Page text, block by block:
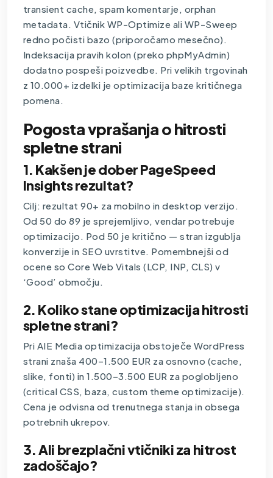
transient cache, spam komentarje, orphan
metadata. Vtičnik WP-Optimize ali WP-Sweep
redno počisti bazo (priporočamo mesečno).
Indeksacija pravih kolon (preko phpMyAdmin)
dodatno pospeši poizvedbe. Pri velikih trgovinah
z 10.000+ izdelki je optimizacija baze kritičnega
pomena.
Pogosta vprašanja o hitrosti
spletne strani
1. Kakšen je dober PageSpeed
Insights rezultat?
Cilj: rezultat 90+ za mobilno in desktop verzijo.
Od 50 do 89 je sprejemljivo, vendar potrebuje
optimizacijo. Pod 50 je kritično — stran izgublja
konverzije in SEO uvrstitve. Pomembnejši od
ocene so Core Web Vitals (LCP, INP, CLS) v
‘Good’ območju.
2. Koliko stane optimizacija hitrosti
spletne strani?
Pri AIE Media optimizacija obstoječe WordPress
strani znaša 400–1.500 EUR za osnovno (cache,
slike, fonti) in 1.500–3.500 EUR za poglobljeno
(critical CSS, baza, custom theme optimizacije).
Cena je odvisna od trenutnega stanja in obsega
potrebnih ukrepov.
3. Ali brezplačni vtičniki za hitrost
zadoščajo?